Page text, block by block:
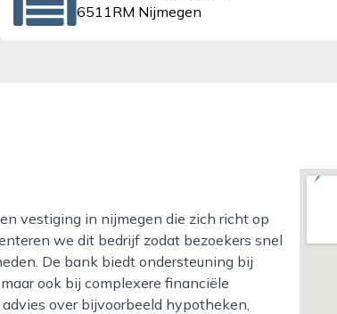
6511RM Nijmegen
we dit bedrijf zodat bezoekers snel
De bank biedt ondersteuning bij
ook bij complexere financiële
over bijvoorbeeld hypotheken,